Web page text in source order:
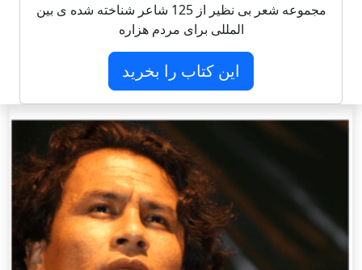
مجموعه شعر بی نظیر از 125 شاعر شناخته شده ی بین
المللی برای مردم هزاره
این کتاب را بخرید